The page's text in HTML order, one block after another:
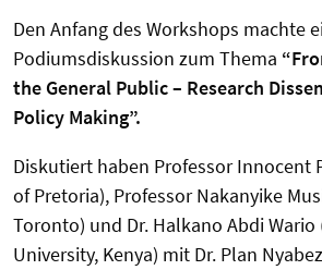
Den Anfang des Workshops machte
Podiumsdiskussion zum Thema
the General Public – Research
Policy Making”.
Diskutiert haben Professor Innocent
of Pretoria), Professor Nakanyike
Toronto) und Dr. Halkano Abdi Wario
University, Kenya) mit Dr. Plan